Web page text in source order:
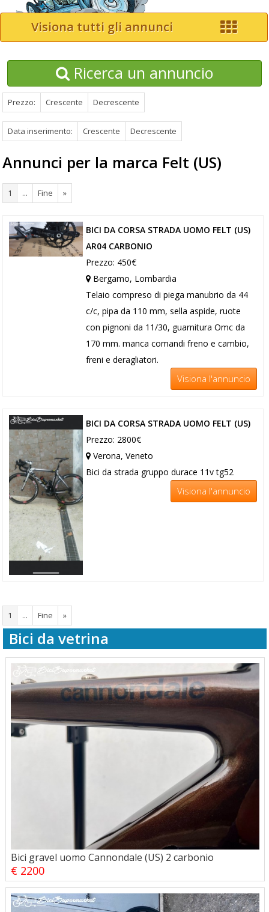
Visiona tutti gli annunci
Ricerca un annuncio
Prezzo: Crescente Decrescente
Data inserimento: Crescente Decrescente
Annunci per la marca Felt (US)
1 ... Fine »
BICI DA CORSA STRADA UOMO FELT (US)
AR04 CARBONIO
Prezzo: 450€
Bergamo, Lombardia
Telaio compreso di piega manubrio da 44
c/c, pipa da 110 mm, sella aspide, ruote
con pignoni da 11/30, guarnitura Omc da
170 mm. manca comandi freno e cambio,
freni e deragliatori.
Visiona l'annuncio
BICI DA CORSA STRADA UOMO FELT (US)
Prezzo: 2800€
Verona, Veneto
Bici da strada gruppo durace 11v tg52
Visiona l'annuncio
1 ... Fine »
Bici da vetrina
Bici gravel uomo Cannondale (US) 2 carbonio
€ 2200